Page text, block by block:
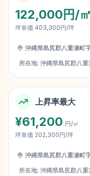
122,000円/㎡
坪単価 403,300円/坪
沖縄県島尻郡八重瀬町
所在地: 沖縄県島尻郡八
上昇率最大
¥61,200 円/㎡
坪単価 202,300円/坪
沖縄県島尻郡八重瀬町
所在地: 沖縄県島尻郡八